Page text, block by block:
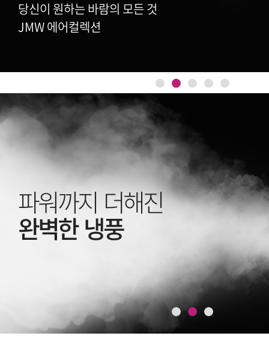
당신이 원하는 바람의 모든 것
JMW 에어컬렉션
파워까지 더해진
완벽한 냉풍